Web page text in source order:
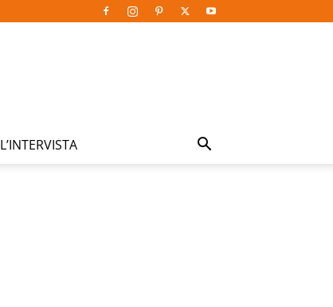
L’INTERVISTA